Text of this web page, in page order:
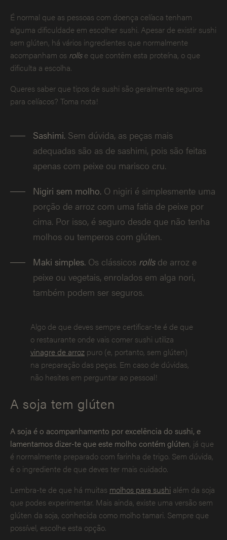
É normal que as pessoas com doença celíaca tenham
alguma dificuldade em escolher sushi. Apesar de existir sushi
sem glúten, há vários ingredientes que normalmente
acompanham os rollse que contêm esta proteína, o que
dificulta a escolha.
Queres saber que tipos de sushi são geralmente seguros
para celíacos? Toma nota!
Sashimi. Sem dúvida, as peças mais
adequadas são as de sashimi, pois são feitas
apenas com peixe ou marisco cru.
Nigiri sem molho. O nigiri é simplesmente uma
porção de arroz com uma fatia de peixe por
cima. Por isso, é seguro desde que não tenha
molhos ou temperos com glúten.
Maki simples. Os clássicos rollsde arroz e
peixe ou vegetais, enrolados em alga nori,
também podem ser seguros.
Algo de que deves sempre certificar-te é de que
o restaurante onde vais comer sushi utiliza
vinagre de arroz puro (e, portanto, sem glúten)
na preparação das peças. Em caso de dúvidas,
não hesites em perguntar ao pessoal!
A soja tem glúten
A soja é o acompanhamento por excelência do sushi, e
lamentamos dizer-te que este molho contém glúten, já que
é normalmente preparado com farinha de trigo. Sem dúvida,
é o ingrediente de que deves ter mais cuidado.
Lembra-te de que há muitas molhos para sushi além da soja
que podes experimentar. Mais ainda, existe uma versão sem
glúten da soja, conhecida como molho tamari. Sempre que
possível, escolhe esta opção.